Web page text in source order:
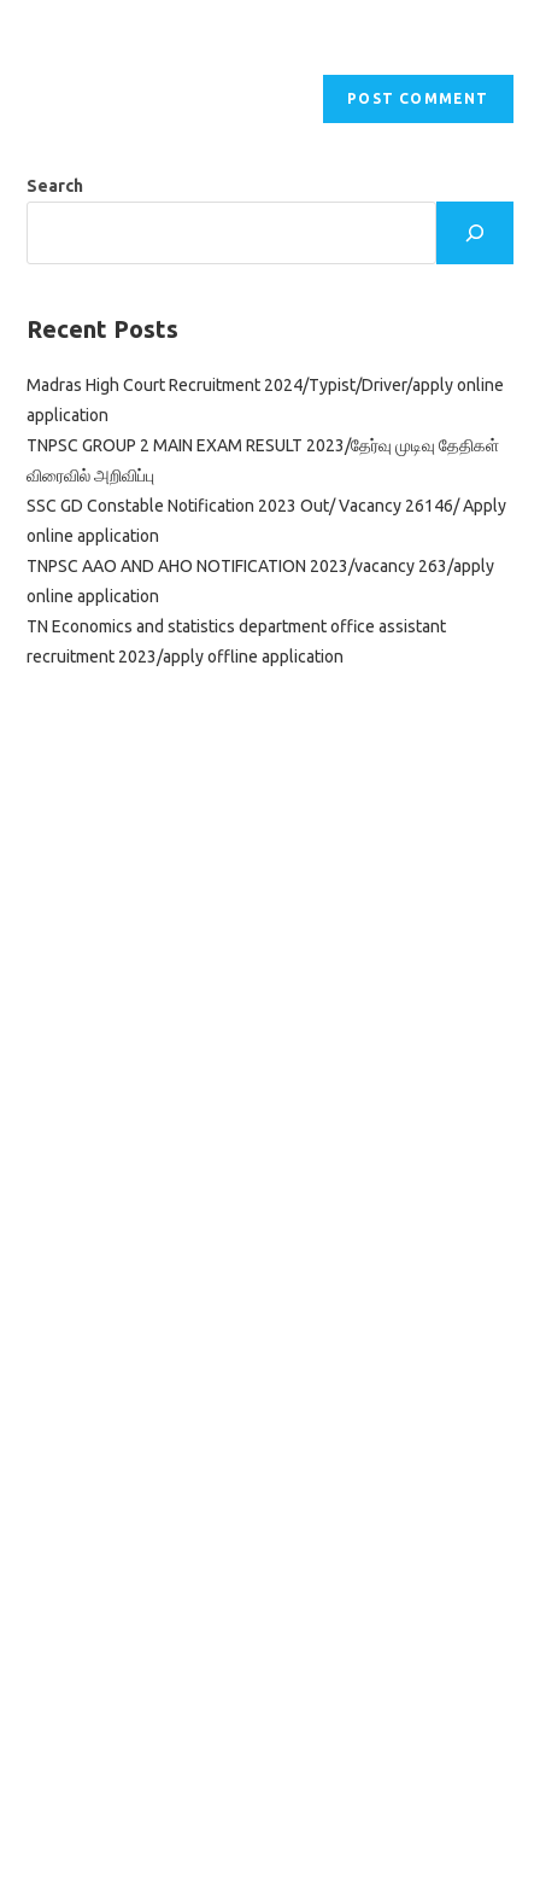
Search
Recent Posts
Madras High Court Recruitment 2024/Typist/Driver/apply online
application
TNPSC GROUP 2 MAIN EXAM RESULT 2023/தேர்வு முடிவு தேதிகள்
விரைவில் அறிவிப்பு
SSC GD Constable Notification 2023 Out/ Vacancy 26146/ Apply
online application
TNPSC AAO AND AHO NOTIFICATION 2023/vacancy 263/apply
online application
TN Economics and statistics department office assistant
recruitment 2023/apply offline application